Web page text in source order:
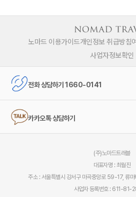
노마드 이용가이드개인정보 취급방침
사업자정보확인
전화 상담하기 1660-0141
카카오톡 상담하기
(주)노마드트래블
대표자명 : 최월진
주소 : 서울특별시 강서구 마곡중앙로 59-17, 류
사업자 등록번호 : 611-